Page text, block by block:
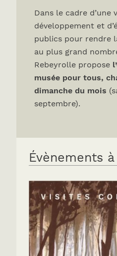
Dans le cadre d’une
développement et
publics pour rendre
au plus grand
Rebeyrolle propose
musée pour tous,
dimanche du mois
septembre).
Évènements